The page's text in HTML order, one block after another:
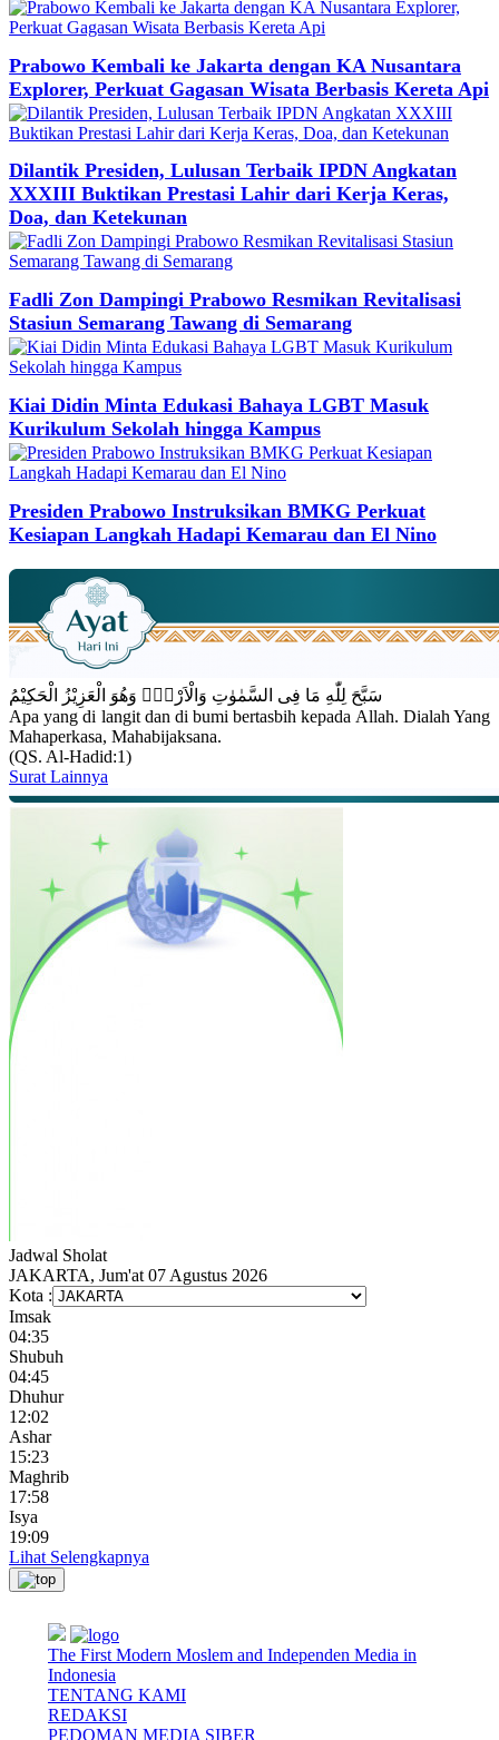
Prabowo Kembali ke Jakarta dengan KA Nusantara
Explorer, Perkuat Gagasan Wisata Berbasis Kereta Api
Dilantik Presiden, Lulusan Terbaik IPDN Angkatan
XXXIII Buktikan Prestasi Lahir dari Kerja Keras,
Doa, dan Ketekunan
Fadli Zon Dampingi Prabowo Resmikan Revitalisasi
Stasiun Semarang Tawang di Semarang
Kiai Didin Minta Edukasi Bahaya LGBT Masuk
Kurikulum Sekolah hingga Kampus
Presiden Prabowo Instruksikan BMKG Perkuat
Kesiapan Langkah Hadapi Kemarau dan El Nino
سَبَّحَ لِلّٰهِ مَا فِى السَّمٰوٰتِ وَالْاَرْضِۚ وَهُوَ الْعَزِيْزُ الْحَكِيْمُ
Apa yang di langit dan di bumi bertasbih kepada Allah. Dialah Yang
Mahaperkasa, Mahabijaksana.
(QS. Al-Hadid:1)
Surat Lainnya
Jadwal Sholat
JAKARTA, Jum'at 07 Agustus 2026
Kota :
Imsak
04:35
Shubuh
04:45
Dhuhur
12:02
Ashar
15:23
Maghrib
17:58
Isya
19:09
Lihat Selengkapnya
The First Modern Moslem and Independen Media in
Indonesia
TENTANG KAMI
REDAKSI
PEDOMAN MEDIA SIBER